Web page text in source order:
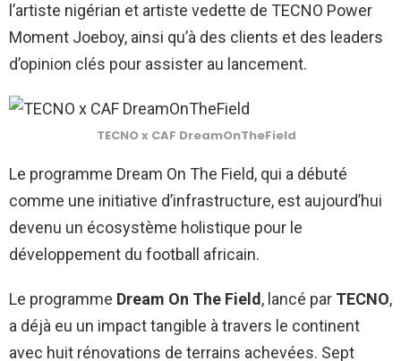
l’artiste nigérian et artiste vedette de TECNO Power
Moment Joeboy, ainsi qu’à des clients et des leaders
d’opinion clés pour assister au lancement.
TECNO x CAF DreamOnTheField
Le programme Dream On The Field, qui a débuté
comme une initiative d’infrastructure, est aujourd’hui
devenu un écosystème holistique pour le
développement du football africain.
Le programme Dream On The Field, lancé par TECNO,
a déjà eu un impact tangible à travers le continent
avec huit rénovations de terrains achevées. Sept